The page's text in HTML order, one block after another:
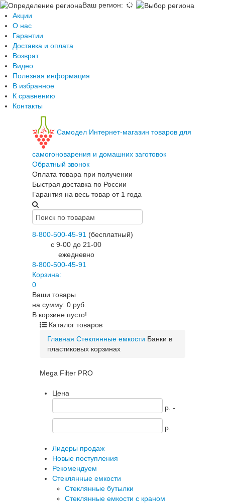
Ваш регион:
Акции
О нас
Гарантии
Доставка и оплата
Возврат
Видео
Полезная информация
В избранное
К сравнению
Контакты
Самодел Интернет-магазин товаров для
самогоноварения и домашних заготовок
Обратный звонок
Оплата товара при получении
Быстрая доставка по России
Гарантия на весь товар от 1 года
8-800-500-45-91 (бесплатный)
c 9-00 до 21-00
ежедневно
8-800-500-45-91
Корзина:
0
Ваши товары
на сумму: 0 руб.
В корзине пусто!
Каталог товаров
Главная Стеклянные емкости Банки в
пластиковых корзинах
Mega Filter PRO
Цена
p. -
p.
Лидеры продаж
Новые поступления
Рекомендуем
Стеклянные емкости
Стеклянные бутылки
Стеклянные емкости с краном